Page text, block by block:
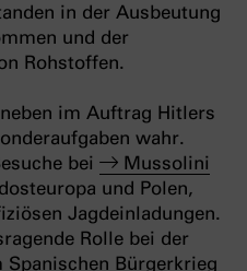
in der Ausbeutung
und der
Rohstoffen.
im Auftrag Hitlers
wahr.
bei
Mussolini
und Polen,
Jagdeinladungen.
Rolle bei der
Bürgerkrieg